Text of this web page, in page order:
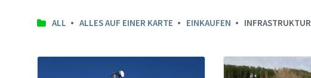
ALL ALLES AUF EINER KARTE EINKAUFEN INFRASTRUKTUR